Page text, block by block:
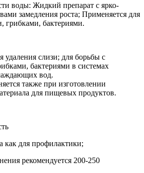
воды: Жидкий препарат с ярко-
замедления роста; Применяется для
грибками, бактериями.
удаления слизи; для борьбы с
бактериями в системах
вод.
также при изготовлении
для пищевых продуктов.
как для профилактики;
рекомендуется 200-250